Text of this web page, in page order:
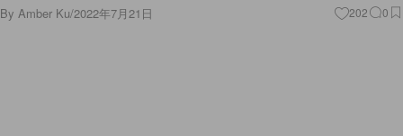
By Amber Ku/2022年7月21日 202 0